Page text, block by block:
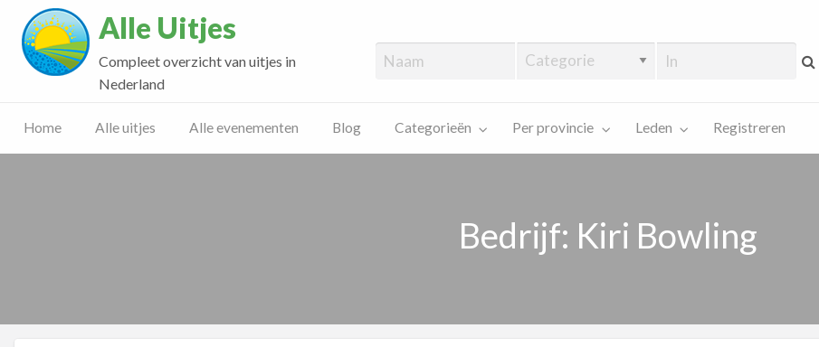
Alle Uitjes
Compleet overzicht van uitjes in
Nederland
Home Alle uitjes Alle evenementen Blog Categorieën Per provincie Leden Registreren
Bedrijf: Kiri Bowling